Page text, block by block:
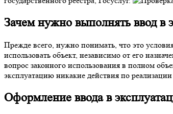
Зачем нужно выполнять ввод в
Прежде всего, нужно понимать, что это
использовать объект, независимо от его
вопрос законного использования в полном
эксплуатацию никакие действия по
Оформление ввода в